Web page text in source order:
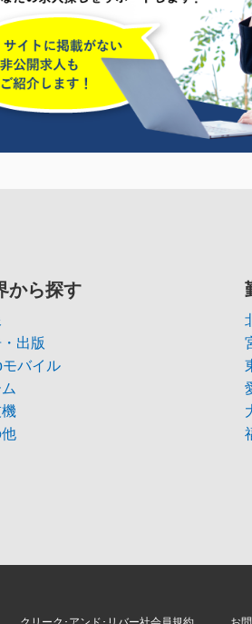
から探す
出版
バイル